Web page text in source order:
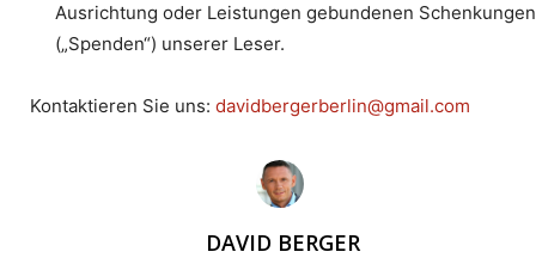
Ausrichtung oder Leistungen gebundenen Schenkungen
(„Spenden“) unserer Leser.
Kontaktieren Sie uns: davidbergerberlin@gmail.com
DAVID BERGER